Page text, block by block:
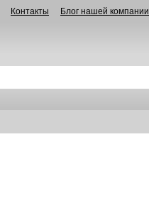
Контакты Блог нашей компании